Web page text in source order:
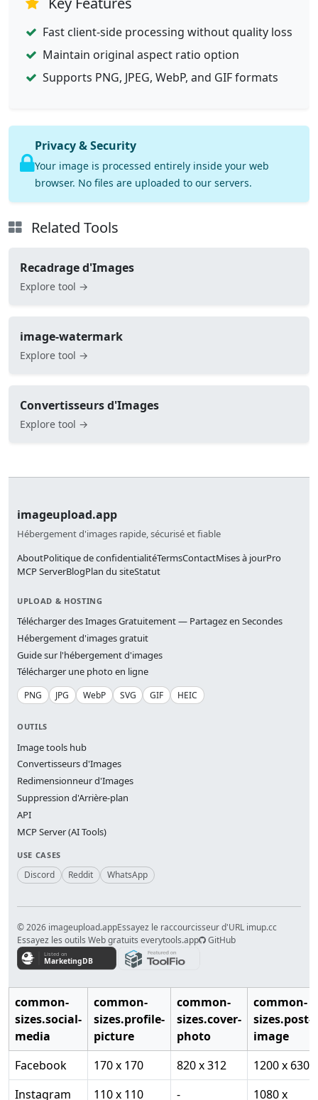
Fast client-side processing without quality loss
Maintain original aspect ratio option
Supports PNG, JPEG, WebP, and GIF formats
Privacy & Security
Your image is processed entirely inside your web
browser. No files are uploaded to our servers.
Related Tools
Recadrage d'Images
Explore tool →
image-watermark
Explore tool →
Convertisseurs d'Images
Explore tool →
imageupload.app
Hébergement d'images rapide, sécurisé et fiable
AboutPolitique de confidentialitéTermsContactMises à jourPro
MCP ServerBlogPlan du siteStatut
UPLOAD & HOSTING
Télécharger des Images Gratuitement — Partagez en Secondes
Hébergement d'images gratuit
Guide sur l'hébergement d'images
Télécharger une photo en ligne
PNG JPG WebP SVG GIF HEIC
OUTILS
Image tools hub
Convertisseurs d'Images
Redimensionneur d'Images
Suppression d'Arrière-plan
API
MCP Server (AI Tools)
USE CASES
Discord Reddit WhatsApp
© 2026 imageupload.appEssayez le raccourcisseur d'URL imup.cc
Essayez les outils Web gratuits everytools.app
GitHub
common-
sizes.social-
media
common-
sizes.profile-
picture
common-
sizes.cover-
photo
common-
sizes.post-
image
Facebook
170 x 170 820 x 312
1200 x 630
Instagram
110 x 110 - 1080 x